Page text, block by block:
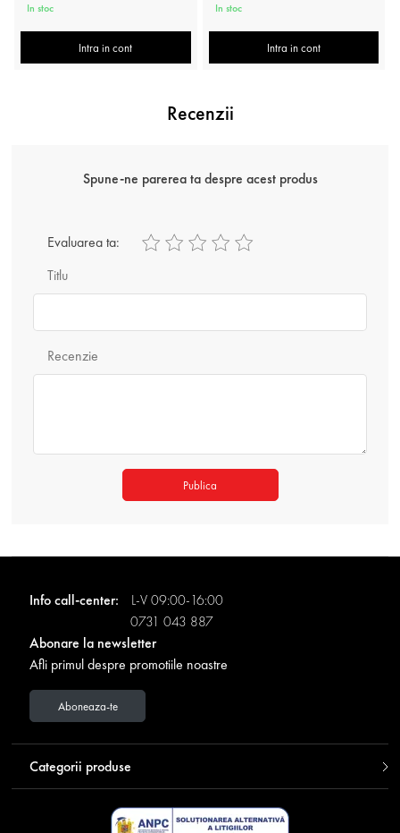
In stoc
Intra in cont
In stoc
Intra in cont
Recenzii
Spune-ne parerea ta despre acest produs
Titlu
Evaluarea ta:
Recenzie
Publica
Info call-center:
L-V 09:00-16:00
0731 043 887
Abonare la newsletter
Afli primul despre promotiile noastre
Aboneaza-te
Categorii produse